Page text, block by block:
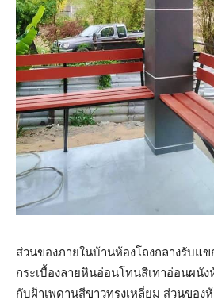
ส่วนของภายในบ้านห้องโถงกลางรับแ
กระเบื้องลายหินอ่อนโทนสีเทาอ่อนผนั
กับฝ้าเพดานสีขาวทรงเหลี่ยม ส่วนของ